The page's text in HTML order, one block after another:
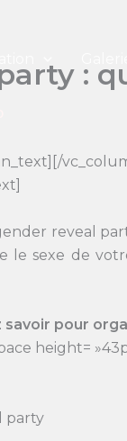
:
reveal
le sexe de
pour
height=
party